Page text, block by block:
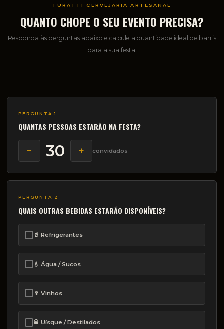
TURATTI CERVEJARIA ARTESANAL
QUANTO CHOPE O SEU EVENTO PRECISA?
Responda às perguntas abaixo e calcule a quantidade ideal de barris
para a sua festa.
PERGUNTA 1
QUANTAS PESSOAS ESTARÃO NA FESTA?
− 30 + convidados
PERGUNTA 2
QUAIS OUTRAS BEBIDAS ESTARÃO DISPONÍVEIS?
🥤 Refrigerantes
💧 Água / Sucos
🍷 Vinhos
🥃 Uísque / Destilados